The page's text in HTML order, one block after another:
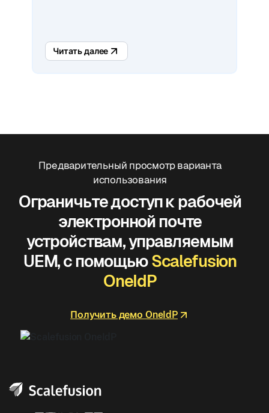
Читать далее
Предварительный просмотр варианта
использования
Ограничьте доступ к рабочей
электронной почте
устройствам, управляемым
UEM, с помощьюScalefusion
OneIdP
Получить демо OneIdP